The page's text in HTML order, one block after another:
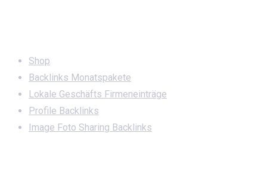
Shop
Backlinks Monatspakete
Lokale Geschäfts Firmeneinträge
Profile Backlinks
Image Foto Sharing Backlinks